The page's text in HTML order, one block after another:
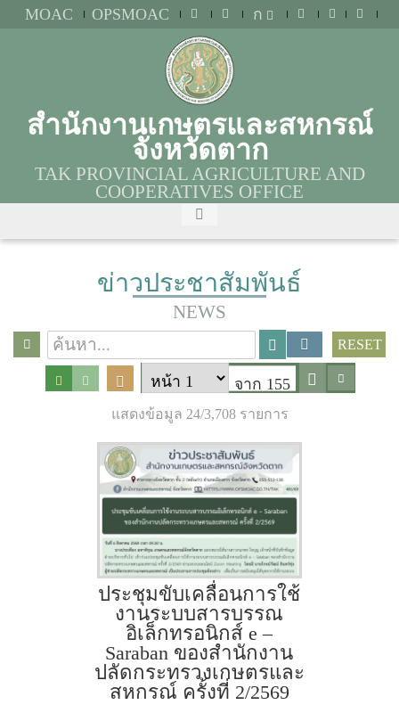
MOAC OPSMOAC ก
สำนักงานเกษตรและสหกรณ์
จังหวัดตาก
TAK PROVINCIAL AGRICULTURE AND
COOPERATIVES OFFICE
ข่าวประชาสัมพันธ์
NEWS
RESET
จาก 155
แสดงข้อมูล 24/3,708 รายการ
ประชุมขับเคลื่อนการใช้
งานระบบสารบรรณ
อิเล็กทรอนิกส์ e –
Saraban ของสำนักงาน
ปลัดกระทรวงเกษตรและ
สหกรณ์ ครั้งที่ 2/2569